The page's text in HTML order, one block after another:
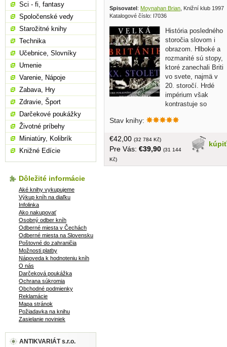
Spisovatel: Moynahan Brian , Knižní klub 1997
Katalogové číslo: I7036
História posledného
storočia slovom i
obrazom. Hlboké a
rozmanité sú stopy,
ktoré zanechali Briti
vo svete, najmä v
20. storočí. Hrdé
impérium však
kontrastuje so
do Ameriky, Austrálie a Kanady. Vo víre
opúšťa tento zväzok India. Túto
veľkolepú knihu dopĺňajú unikátne
fotografie zo súkromných aj verejných
zbierok, mnohé z nich sú vytlačené
Stav knihy:
kúpiť
€42,00 (32 784 Kč)
Pre Vás: €39,90 (31 144
Kč)
Sci - fi, fantasy
Spoločenské vedy
Starožitné knihy
Technika
Učebnice, Slovníky
Umenie
Varenie, Nápoje
Zabava, Hry
Zdravie, Šport
Darčekové poukážky
Životné príbehy
Miniatúry, Kolibrík
Knižné Edície
Dôležité informácie
Aké knihy vykupujeme
Výkup kníh na diaľku
Infolinka
Ako nakupovať
Osobný odber kníh
Odberné miesta v Čechách
Odberné miesta na Slovensku
Poštovné do zahraničia
Možnosti platby
Nápoveda k hodnoteniu kníh
O nás
Darčeková poukážka
Ochrana súkromia
Obchodné podmienky
Reklamácie
Mapa stránok
Požiadavka na knihu
Zasielanie noviniek
ANTIKVARIÁT s.r.o.